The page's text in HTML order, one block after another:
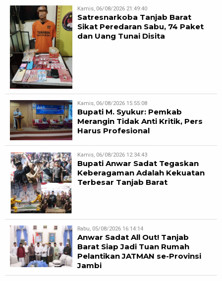
Kamis, 06/08/2026 21:49:40
Satresnarkoba Tanjab Barat
Sikat Peredaran Sabu, 74 Paket
dan Uang Tunai Disita
Kamis, 06/08/2026 15:55:08
Bupati M. Syukur: Pemkab
Merangin Tidak Anti Kritik, Pers
Harus Profesional
Kamis, 06/08/2026 12:34:43
Bupati Anwar Sadat Tegaskan
Keberagaman Adalah Kekuatan
Terbesar Tanjab Barat
Rabu, 05/08/2026 16:14:14
Anwar Sadat All Out! Tanjab
Barat Siap Jadi Tuan Rumah
Pelantikan JATMAN se-Provinsi
Jambi